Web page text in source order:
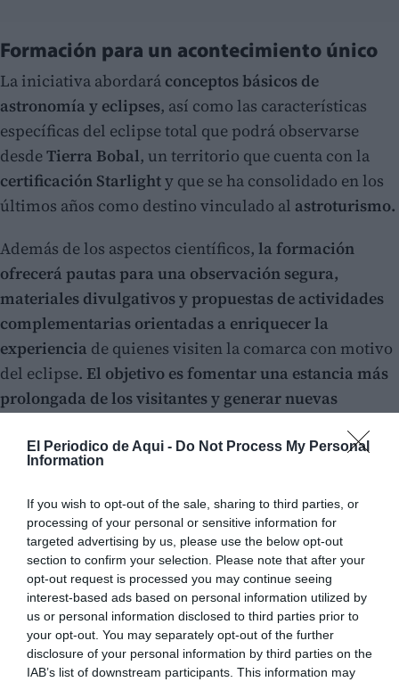
El Periodico de Aqui - Do Not Process My Personal
Information
If you wish to opt-out of the sale, sharing to third parties, or
processing of your personal or sensitive information for
targeted advertising by us, please use the below opt-out
section to confirm your selection. Please note that after your
opt-out request is processed you may continue seeing
interest-based ads based on personal information utilized by
us or personal information disclosed to third parties prior to
your opt-out. You may separately opt-out of the further
disclosure of your personal information by third parties on the
IAB’s list of downstream participants. This information may
Formación para un acontecimiento único
La iniciativa abordará conceptos básicos de
astronomía y eclipses, así como las características
específicas del eclipse total que podrá observarse
desdeTierra Bobal, un territorio que cuenta con la
certificación Starlighty que se ha consolidado en los
últimos años como destino vinculado al astroturismo.
Además de los aspectos científicos, la formación
ofrecerá pautas para una observación segura,
materiales divulgativos y propuestas de actividades
complementarias orientadas a enriquecer la
experiencia de quienes visiten la comarca con motivo
del eclipse. El objetivo es fomentar una estancia más
prolongada de los visitantes y generar nuevas